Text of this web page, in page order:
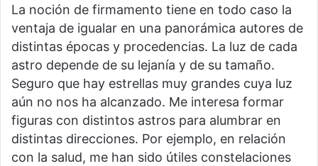
La noción de firmamento tiene en todo caso la
ventaja de igualar en una panorámica autores de
distintas épocas y procedencias. La luz de cada
astro depende de su lejanía y de su tamaño.
Seguro que hay estrellas muy grandes cuya luz
aún no nos ha alcanzado. Me interesa formar
figuras con distintos astros para alumbrar en
distintas direcciones. Por ejemplo, en relación
con la salud, me han sido útiles constelaciones